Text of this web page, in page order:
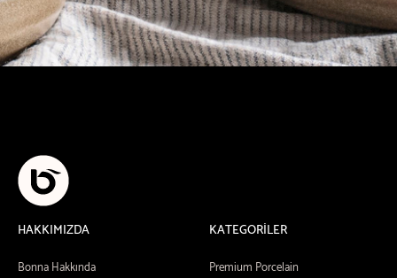
HAKKIMIZDA
Bonna Hakkında
KATEGORİLER
Premium Porcelain